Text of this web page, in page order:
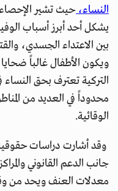
النساء، حيث تشير
يشكل أحد أبرز أسباب
بين الاعتداء الجسدي،
ويكون الأطفال غالباً ضحايا
التركية تعترف بحق النساء
محدوداً في العديد من
الوقائية.
وقد أشارت دراسات حقوقية
جانب الدعم القانوني
معدلات العنف ويحد من